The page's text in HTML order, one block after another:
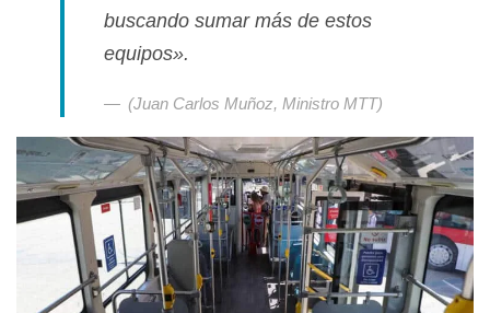
buscando sumar más de estos
equipos».
(Juan Carlos Muñoz, Ministro MTT)